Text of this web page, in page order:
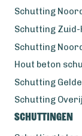
Schutting
Schutting Zuid-
Schutting
Hout beton
Schutting
Schutting
Schuttingen